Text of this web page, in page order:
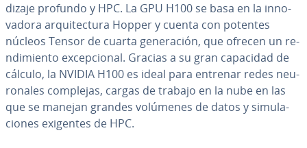
di­za­je profundo y HPC. La GPU H100 se basa en la in­no­
va­do­ra ar­qui­te­c­tu­ra Hopper y cuenta con potentes
núcleos Tensor de cuarta ge­ne­ra­ción, que ofrecen un re­
n­di­mie­n­to ex­ce­p­cio­nal. Gracias a su gran capacidad de
cálculo, la NVIDIA H100 es ideal para entrenar redes neu­
ro­na­les complejas, cargas de trabajo en la nube en las
que se manejan grandes volúmenes de datos y si­mu­la­
cio­nes exigentes de HPC.